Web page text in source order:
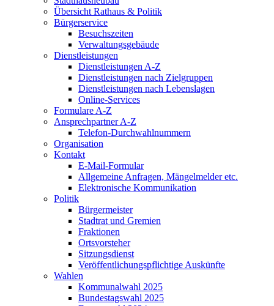
Übersicht Rathaus & Politik
Bürgerservice
Besuchszeiten
Verwaltungsgebäude
Dienstleistungen
Dienstleistungen A-Z
Dienstleistungen nach Zielgruppen
Dienstleistungen nach Lebenslagen
Online-Services
Formulare A-Z
Ansprechpartner A-Z
Telefon-Durchwahlnummern
Organisation
Kontakt
E-Mail-Formular
Allgemeine Anfragen, Mängelmelder etc.
Elektronische Kommunikation
Politik
Bürgermeister
Stadtrat und Gremien
Fraktionen
Ortsvorsteher
Sitzungsdienst
Veröffentlichungspflichtige Auskünfte
Wahlen
Kommunalwahl 2025
Bundestagswahl 2025